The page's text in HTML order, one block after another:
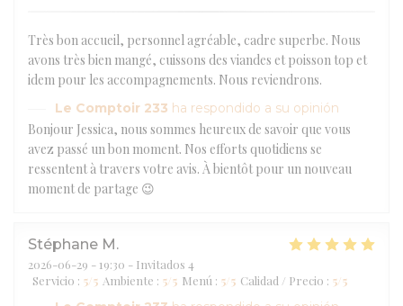
Très bon accueil, personnel agréable, cadre superbe. Nous
avons très bien mangé, cuissons des viandes et poisson top et
idem pour les accompagnements. Nous reviendrons.
Le Comptoir 233 ha respondido a su opinión
Bonjour Jessica, nous sommes heureux de savoir que vous
avez passé un bon moment. Nos efforts quotidiens se
ressentent à travers votre avis. À bientôt pour un nouveau
moment de partage 😉
Stéphane M
2026-06-29 - 19:30 - Invitados 4
Servicio : 5/5 Ambiente : 5/5 Menú : 5/5 Calidad / Precio : 5/5